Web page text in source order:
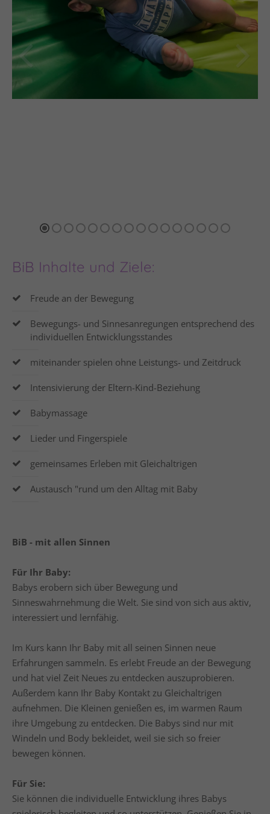
24h / 365days
We offer support for our customers
Have any questions?
Drop us a line
About us
Lorem ipsum dolor sit amet, consectetuer
adipiscing elit.
Cum sociis natoque penatibus et magnis dis
parturient montes, nascetur ridiculus mus. Donec
BiB Inhalte und Ziele:​​
Freude an der Bewegung
Bewegungs- und Sinnesanregungen entsprechend des
individuellen Entwicklungsstandes
miteinander spielen ohne Leistungs- und Zeitdruck
Intensivierung der Eltern-Kind-Beziehung
Babymassage
Lieder und Fingerspiele
gemeinsames Erleben mit Gleichaltrigen
Austausch "rund um den Alltag mit Baby
BiB - mit allen Sinnen
Für Ihr Baby:
Babys erobern sich über Bewegung und
Sinneswahrnehmung die Welt. Sie sind von sich aus aktiv,
interessiert und lernfähig.
Im Kurs kann Ihr Baby mit all seinen Sinnen neue
Erfahrungen sammeln. Es erlebt Freude an der Bewegung
und hat viel Zeit Neues zu entdecken auszuprobieren.
Außerdem kann Ihr Baby Kontakt zu Gleichaltrigen
aufnehmen. Die Kleinen genießen es, im warmen Raum
ihre Umgebung zu entdecken. Die Babys sind nur mit
Windeln und Body bekleidet, weil sie sich so freier
bewegen können. ​
Für Sie:
Sie können die individuelle Entwicklung ihres Babys